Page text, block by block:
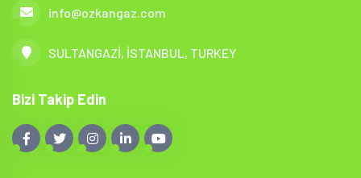
info@ozkangaz.com
SULTANGAZİ, İSTANBUL, TURKEY
Bizi Takip Edin